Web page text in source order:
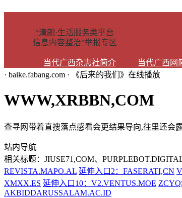
“清朗·生活服务类平台
信息内容整治”举报专区
当代广西杂志社简介 当代广西网
· baike.fabang.com · 《后来的我们》在线播放
WWW,XRBBN,COM
查寻网带着直搜落点感看会更结果导向,往里还会
站内导航
相关标题：JIUSE71,COM、
REVISTA.MAPO.AL 延伸入口2：FASERATI,CN
XMXX.ES 延伸入口10：V2.VENTUS.MOE
AKBIDDARUSSALAM.AC.ID